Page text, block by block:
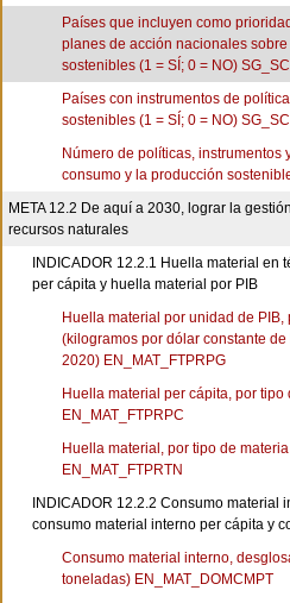
Países que incluyen como
planes de acción nacionales
sostenibles (1 = SÍ; 0 = NO)
Países con instrumentos de
sostenibles (1 = SÍ; 0 = NO)
Número de políticas, instrumentos
consumo y la producción
META 12.2 De aquí a 2030, lograr la
recursos naturales
INDICADOR 12.2.1 Huella material en
per cápita y huella material por PIB
Huella material por unidad de
(kilogramos por dólar constante
2020) EN_MAT_FTPRPG
Huella material per cápita, por
EN_MAT_FTPRPC
Huella material, por tipo de
EN_MAT_FTPRTN
INDICADOR 12.2.2 Consumo material
consumo material interno per cápita y
Consumo material interno,
toneladas) EN_MAT_DOMCMPT